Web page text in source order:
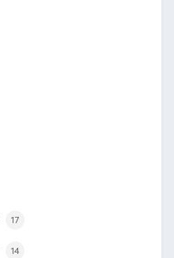
17
14